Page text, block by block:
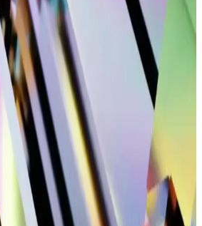
Büyük ve Orta Boy
ve Kullanım Alanları
özellikleri, kullanım alanları ve
en uygun modeli belirlemenize
Sneakers Günlük Şıklık ve
Tasarım Spor Ayakkabısı
şık tasarımı, dayanıklı malzemeleri
ve spor aktivitelerinde rahatlık
gösterir.
İçin Konforlu ve Sık Tercih